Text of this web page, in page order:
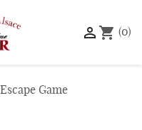
 shopping_cart (0)
Escape Game